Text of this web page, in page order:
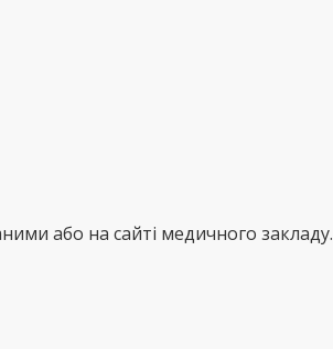
або на сайті медичного закладу.